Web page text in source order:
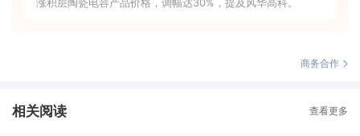
商务合作
相关阅读 查看更多